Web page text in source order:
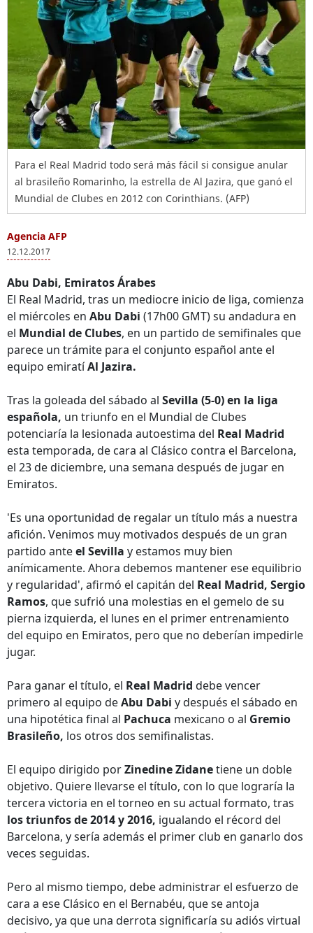
Para el Real Madrid todo será más fácil si consigue anular
al brasileño Romarinho, la estrella de Al Jazira, que ganó el
Mundial de Clubes en 2012 con Corinthians. (AFP)
Agencia AFP
12.12.2017
Abu Dabi, Emiratos Árabes
El Real Madrid, tras un mediocre inicio de liga, comienza
el miércoles en Abu Dabi (17h00 GMT) su andadura en
el Mundial de Clubes, en un partido de semifinales que
parece un trámite para el conjunto español ante el
equipo emiratíAl Jazira.
Tras la goleada del sábado al Sevilla (5-0) en la liga
española, un triunfo en el Mundial de Clubes
potenciaría la lesionada autoestima del Real Madrid
esta temporada, de cara al Clásico contra el Barcelona,
el 23 de diciembre, una semana después de jugar en
Emiratos.
'Es una oportunidad de regalar un título más a nuestra
afición. Venimos muy motivados después de un gran
partido anteel Sevilla y estamos muy bien
anímicamente. Ahora debemos mantener ese equilibrio
y regularidad', afirmó el capitán del Real Madrid, Sergio
Ramos, que sufrió una molestias en el gemelo de su
pierna izquierda, el lunes en el primer entrenamiento
del equipo en Emiratos, pero que no deberían impedirle
jugar.
Para ganar el título, el Real Madrid debe vencer
primero al equipo deAbu Dabi y después el sábado en
una hipotética final al Pachuca mexicano o al Gremio
Brasileño, los otros dos semifinalistas.
El equipo dirigido porZinedine Zidanetiene un doble
objetivo. Quiere llevarse el título, con lo que lograría la
tercera victoria en el torneo en su actual formato, tras
los triunfos de 2014 y 2016, igualando el récord del
Barcelona, y sería además el primer club en ganarlo dos
veces seguidas.
Pero al mismo tiempo, debe administrar el esfuerzo de
cara a ese Clásico en el Bernabéu, que se antoja
decisivo, ya que una derrota significaría su adiós virtual